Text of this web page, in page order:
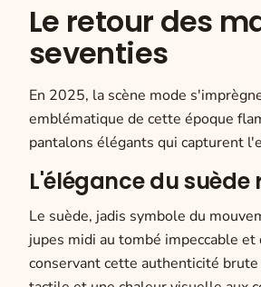
Le retour des
seventies
En 2025, la scène mode
emblématique de cette époque
pantalons élégants qui capturent
L'élégance du suède
Le suède, jadis symbole du
jupes midi au tombé impeccable
conservant cette authenticité